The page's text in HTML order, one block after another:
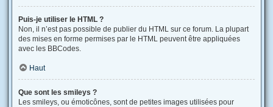
Puis-je utiliser le HTML ?
Non, il n’est pas possible de publier du HTML sur ce forum. La plupart
des mises en forme permises par le HTML peuvent être appliquées
avec les BBCodes.
Haut
Que sont les smileys ?
Les smileys, ou émoticônes, sont de petites images utilisées pour